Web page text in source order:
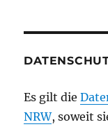
Es gilt die
NRW, soweit